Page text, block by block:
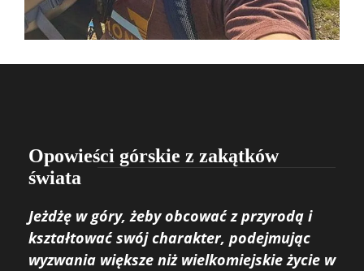
Opowieści górskie z zakątków
świata
Jeżdżę w góry, żeby obcować z przyrodą i
kształtować swój charakter, podejmując
wyzwania większe niż wielkomiejskie życie w